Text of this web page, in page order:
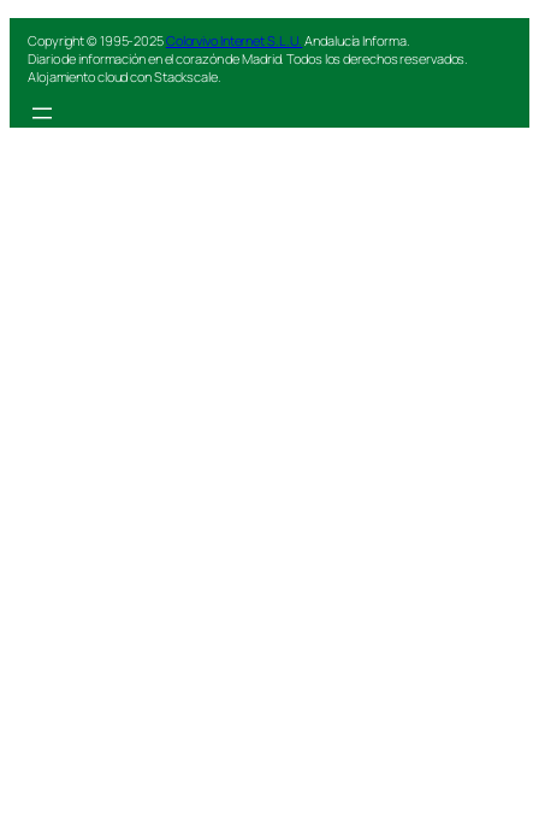
Copyright © 1995-2025Colorvivo Internet S.L.U. Andalucía Informa.
Diario de información en el corazón de Madrid. Todos los derechos reservados.
Alojamiento cloud con Stackscale.